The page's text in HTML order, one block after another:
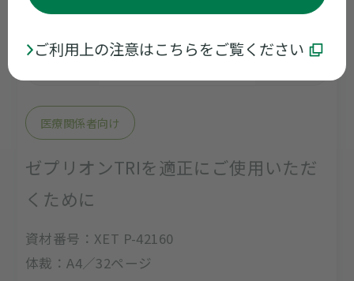
ご利用上の注意はこちらをご覧ください
医療関係者向け
ゼプリオンTRIを適正にご使用いただ
くために
資材番号：XET P-42160
体裁：A4／32ページ